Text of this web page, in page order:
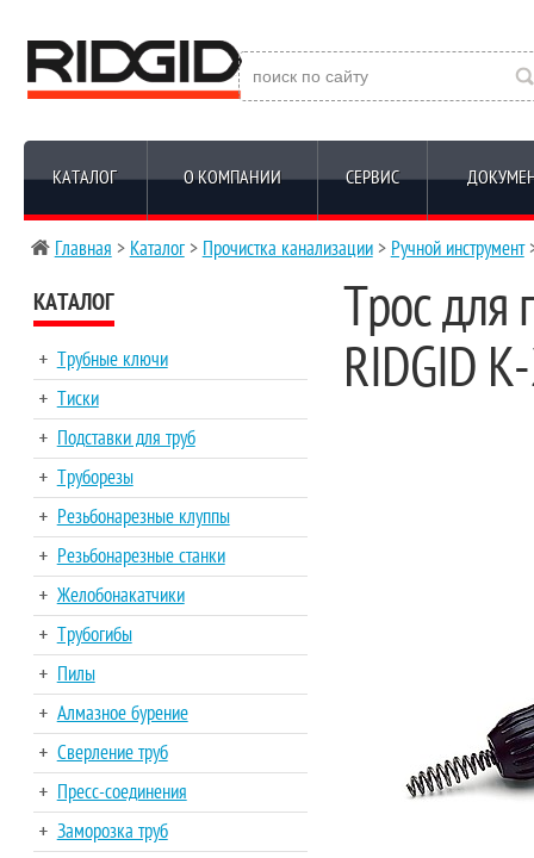
КАТАЛОГ О КОМПАНИИ СЕРВИС
Главная > Каталог> Прочистка канализации> Ручной инструмент
КАТАЛОГ
Трубные ключи
Тиски
Подставки для труб
Труборезы
Резьбонарезные клуппы
Резьбонарезные станки
Желобонакатчики
Трубогибы
Пилы
Алмазное бурение
Сверление труб
Пресс-соединения
Заморозка труб
Трос для
RIDGID